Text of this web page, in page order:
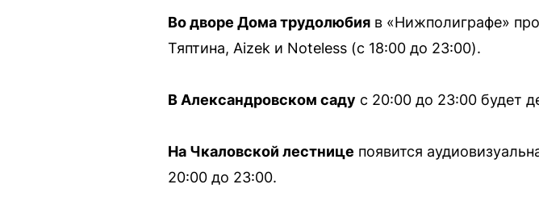
Во дворе Дома трудолюбия в «Нижполиграфе»
Тяптина, Aizek и Noteless (с 18:00 до 23:00).
В Александровском саду с 20:00 до 23:00 будет
На Чкаловской лестнице появится
20:00 до 23:00.